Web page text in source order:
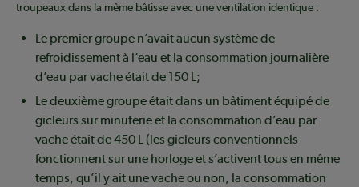
troupeaux dans la même bâtisse avec une ventilation identique :
Le premier groupe n’avait aucun système de
refroidissement à l’eau et la consommation journalière
d’eau par vache était de 150 L;
Le deuxième groupe était dans un bâtiment équipé de
gicleurs sur minuterie et la consommation d’eau par
vache était de 450 L (les gicleurs conventionnels
fonctionnent sur une horloge et s’activent tous en même
temps, qu’il y ait une vache ou non, la consommation